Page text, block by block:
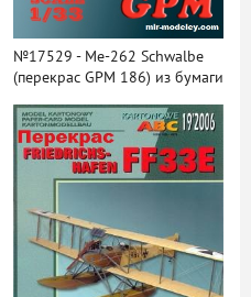
№17529 - Me-262 Schwalbe
(перекрас GPM 186) из бумаги